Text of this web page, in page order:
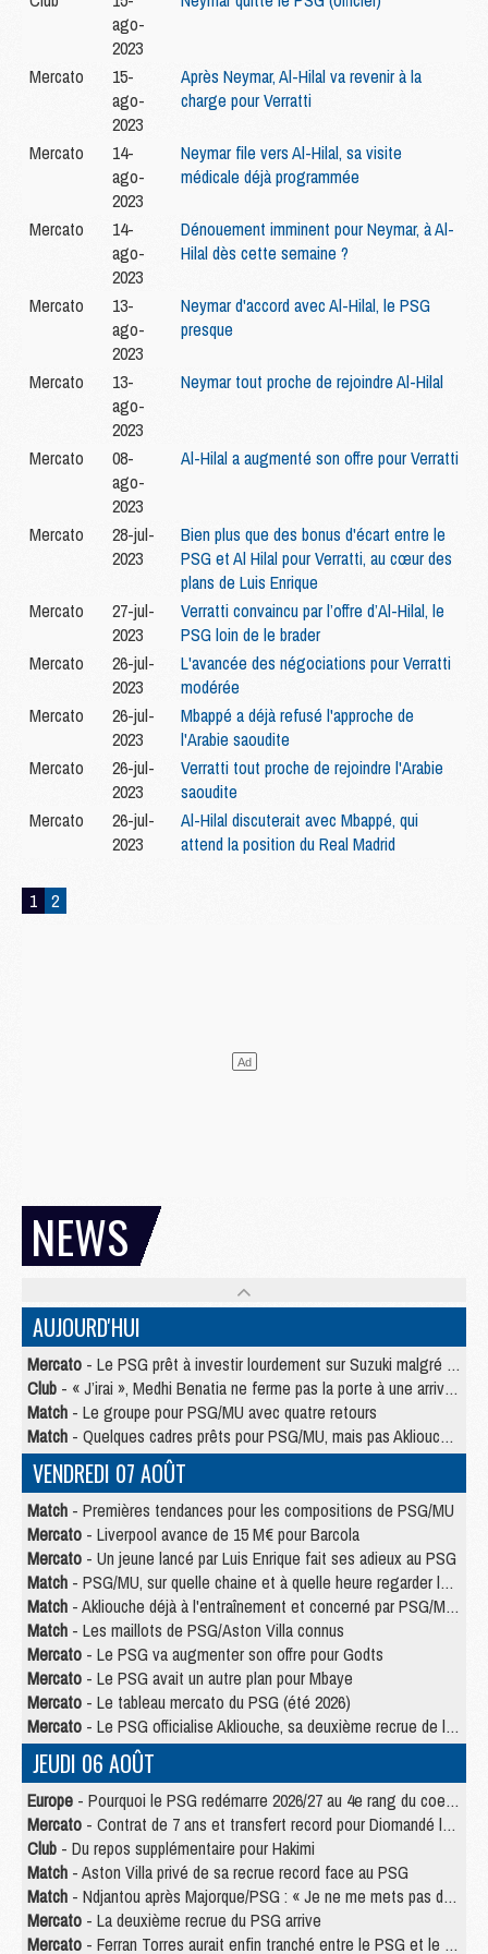
ago-
2023
Mercato
15-
ago-
2023
Après Neymar, Al-Hilal va revenir à la
charge pour Verratti
Mercato
14-
ago-
2023
Neymar file vers Al-Hilal, sa visite
médicale déjà programmée
Mercato
14-
ago-
2023
Dénouement imminent pour Neymar, à Al-
Hilal dès cette semaine ?
Mercato
13-
ago-
2023
Neymar d'accord avec Al-Hilal, le PSG
presque
Mercato
13-
ago-
2023
Neymar tout proche de rejoindre Al-Hilal
Mercato
08-
ago-
2023
Al-Hilal a augmenté son offre pour Verratti
Mercato
28-jul-
2023
Bien plus que des bonus d'écart entre le
PSG et Al Hilal pour Verratti, au cœur des
plans de Luis Enrique
Mercato
27-jul-
2023
Verratti convaincu par l’offre d’Al-Hilal, le
PSG loin de le brader
Mercato
26-jul-
2023
L'avancée des négociations pour Verratti
modérée
Mercato
26-jul-
2023
Mbappé a déjà refusé l'approche de
l'Arabie saoudite
Mercato
26-jul-
2023
Verratti tout proche de rejoindre l'Arabie
saoudite
Mercato
26-jul-
2023
Al-Hilal discuterait avec Mbappé, qui
attend la position du Real Madrid
1 2
NEWS
AUJOURD'HUI
Mercato - Le PSG prêt à investir lourdement sur Suzuki malgré Safonov et Chevalier
Club - « J’irai », Medhi Benatia ne ferme pas la porte à une arrivée au PSG
Match - Le groupe pour PSG/MU avec quatre retours
Match - Quelques cadres prêts pour PSG/MU, mais pas Akliouche ?
VENDREDI 07 AOÛT
Match - Premières tendances pour les compositions de PSG/MU
Mercato - Liverpool avance de 15 M€ pour Barcola
Mercato - Un jeune lancé par Luis Enrique fait ses adieux au PSG
Match - PSG/MU, sur quelle chaine et à quelle heure regarder le match ?
Match - Akliouche déjà à l'entraînement et concerné par PSG/MU ?
Match - Les maillots de PSG/Aston Villa connus
Mercato - Le PSG va augmenter son offre pour Godts
Mercato - Le PSG avait un autre plan pour Mbaye
Mercato - Le tableau mercato du PSG (été 2026)
Mercato - Le PSG officialise Akliouche, sa deuxième recrue de l’été
JEUDI 06 AOÛT
Europe - Pourquoi le PSG redémarre 2026/27 au 4e rang du coefficient UEFA
Mercato - Contrat de 7 ans et transfert record pour Diomandé loin du PSG
Club - Du repos supplémentaire pour Hakimi
Match - Aston Villa privé de sa recrue record face au PSG
Match - Ndjantou après Majorque/PSG : « Je ne me mets pas de plafond »
Mercato - La deuxième recrue du PSG arrive
Mercato - Ferran Torres aurait enfin tranché entre le PSG et le Barça